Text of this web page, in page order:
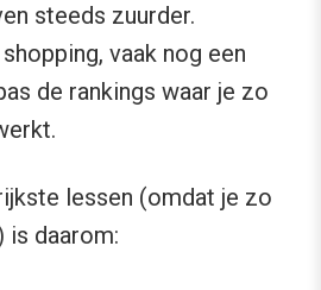
steeds zuurder.
vaak nog een
de rankings waar je zo
lessen (omdat je zo
is daarom: